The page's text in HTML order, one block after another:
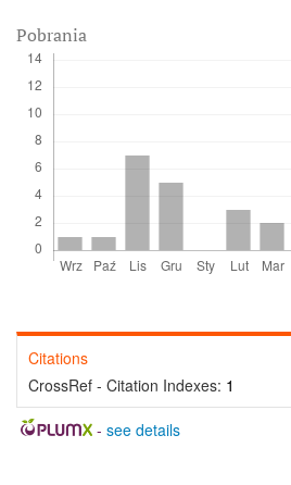
Pobrania
Citations
CrossRef - Citation Indexes: 1
- see details